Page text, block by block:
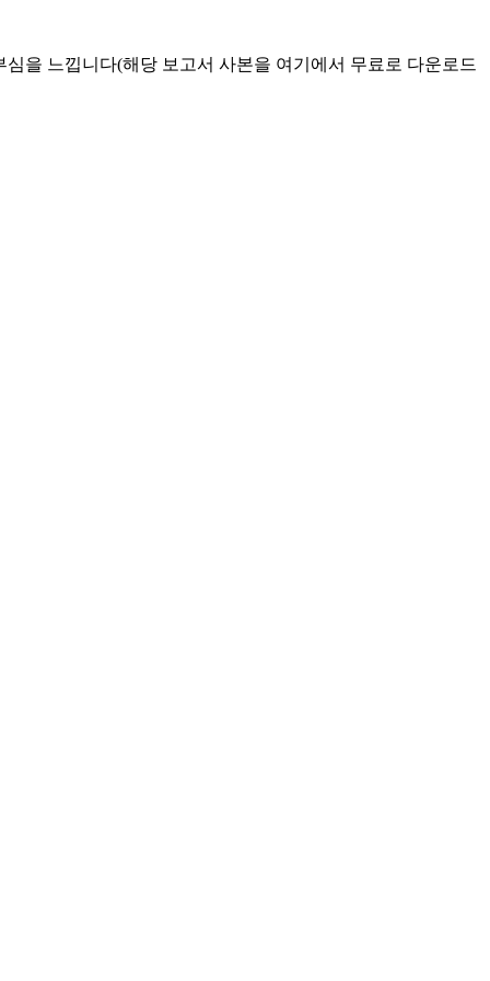
심을 느낍니다(해당 보고서 사본을 여기에서 무료로 다운로드